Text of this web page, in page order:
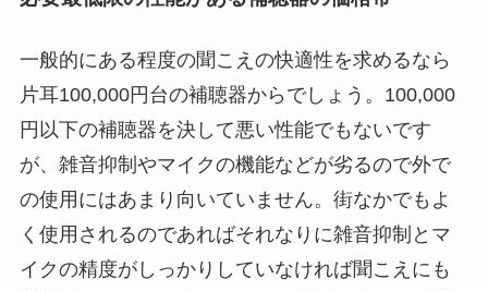
一般的にある程度の聞こえの快適性を求めるなら
片耳100,000円台の補聴器からでしょう。100,000
円以下の補聴器を決して悪い性能でもないです
が、雑音抑制やマイクの機能などが劣るので外で
の使用にはあまり向いていません。街なかでもよ
く使用されるのであればそれなりに雑音抑制とマ
イクの精度がしっかりしていなければ聞こえにも